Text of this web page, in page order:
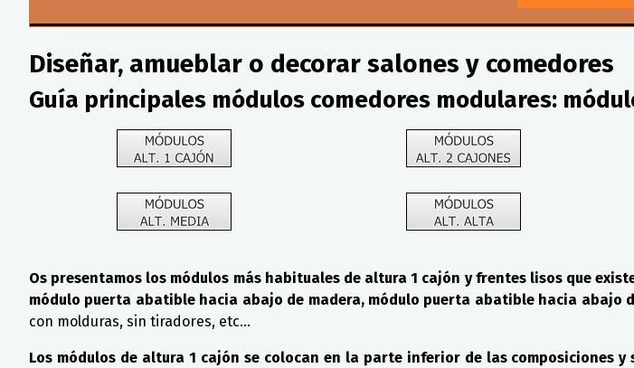
Diseñar, amueblar o decorar salones y comedores
Guía principales módulos comedores modulares:
Os presentamos los módulos más habituales de altura 1 cajón y frentes lisos que
módulo puerta abatible hacia abajo de madera, módulo puerta abatible hacia abajo
con molduras, sin tiradores, etc...
Los módulos de altura 1 cajón se colocan en la parte inferior de las composiciones